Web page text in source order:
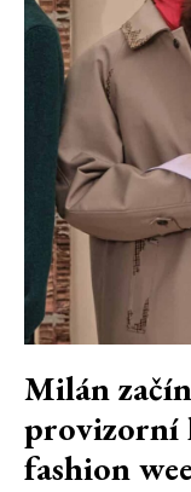
Milán
provizorní
fashion